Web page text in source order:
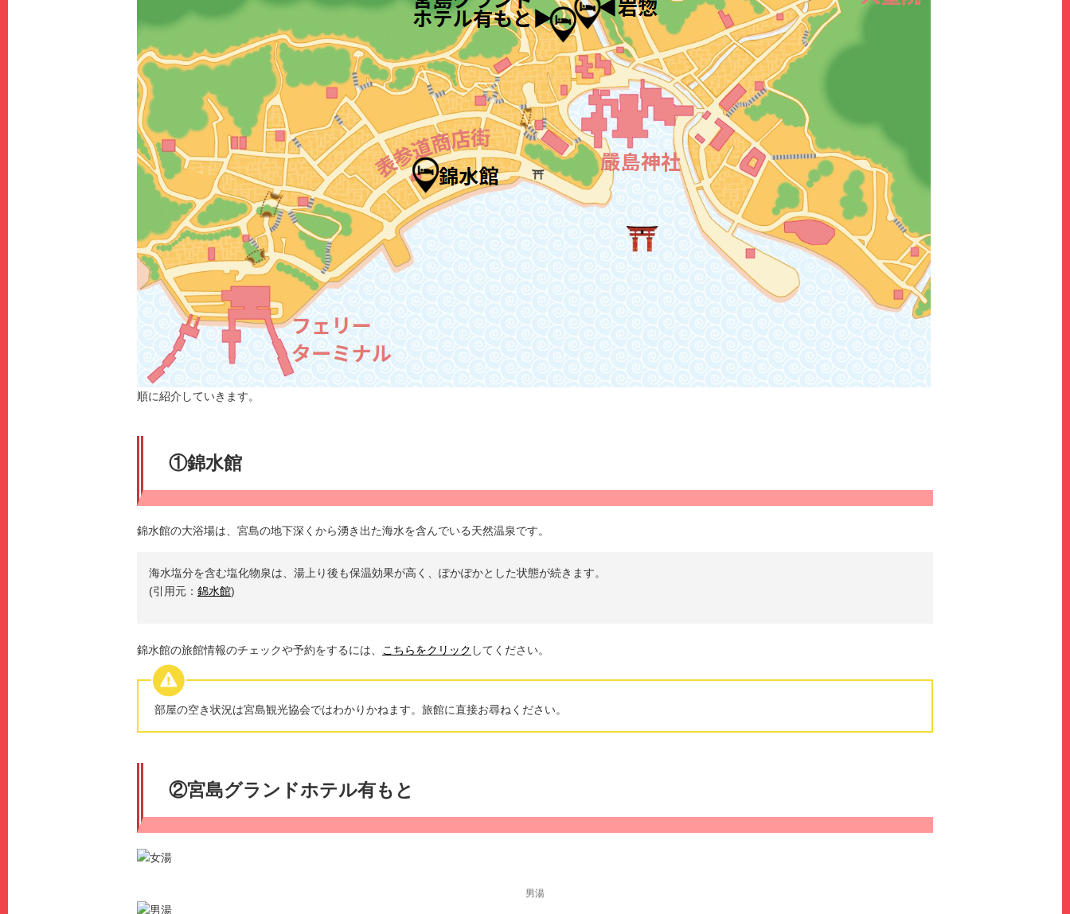
順に紹介していきます。
①錦水館
錦水館の大浴場は、宮島の地下深くから湧き出た海水を含んでいる天然温泉です。
海水塩分を含む塩化物泉は、湯上り後も保温効果が高く、ぽかぽかとした状態が続きます。
(引用元： 錦水館)
錦水館の旅館情報のチェックや予約をするには、 こちらをクリック してください。
部屋の空き状況は宮島観光協会ではわかりかねます。旅館に直接お尋ねください。
②宮島グランドホテル有もと
男湯